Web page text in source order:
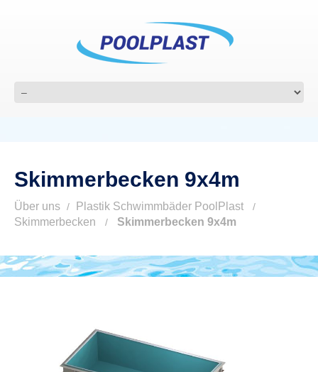
Skimmerbecken 9x4m
Über uns
Plastik Schwimmbäder PoolPlast
Skimmerbecken
Skimmerbecken 9x4m